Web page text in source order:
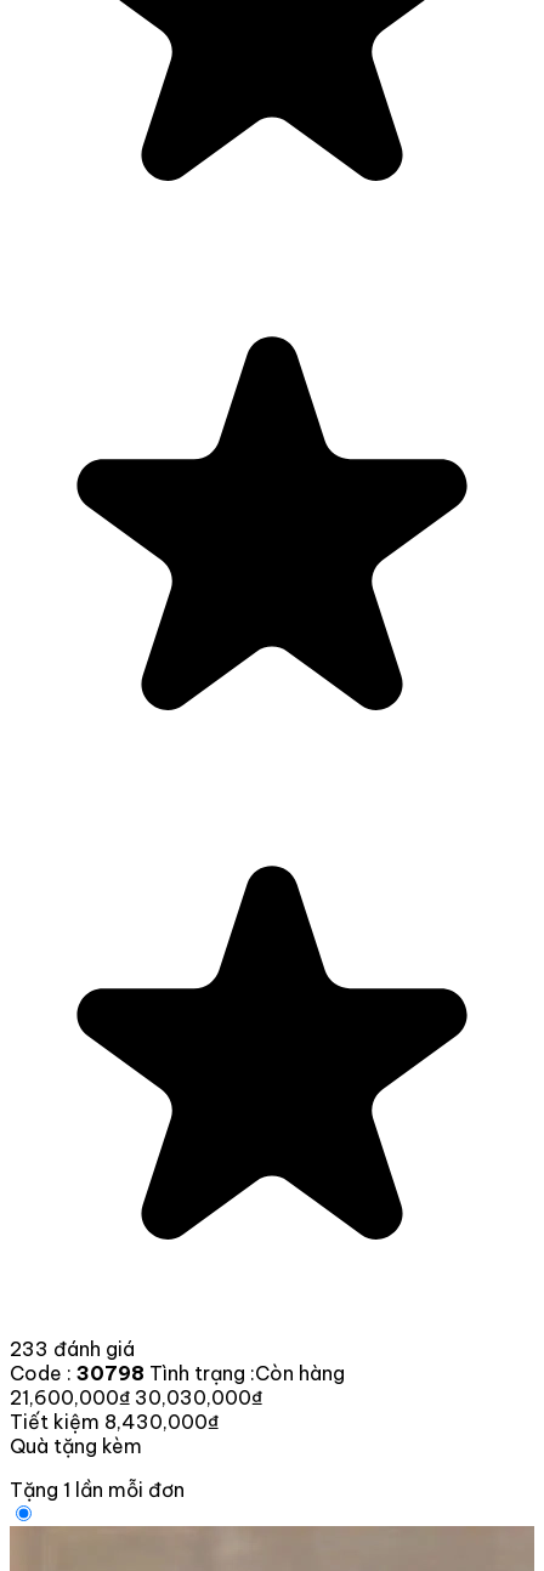
233 đánh giá
Code : 30798 Tình trạng :Còn hàng
21,600,000₫ 30,030,000₫
Tiết kiệm 8,430,000₫
Quà tặng kèm
Tặng 1 lần mỗi đơn